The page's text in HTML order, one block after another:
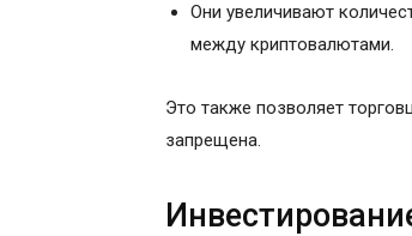
Они увеличивают
между криптовалютами.
Это также позволяет
запрещена.